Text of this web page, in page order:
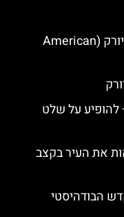
מוזיאון ההיסטוריה של הטבע בניו יורק (American
להופיע על שלט
את העיר בקצב
הבודהיסטי